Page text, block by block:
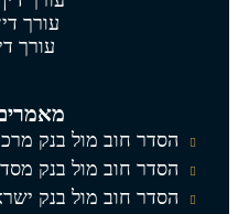
עורך
עורך
הסדר חוב מול בנק
הסדר חוב מול בנק מסד
הסדר חוב מול בנק